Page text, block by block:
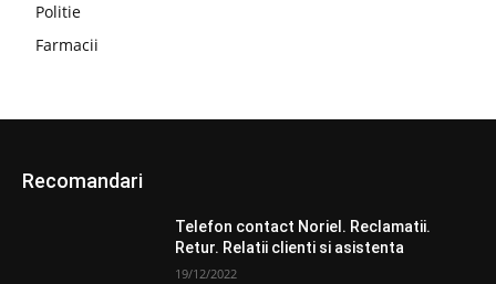
Politie
Farmacii
Recomandari
Telefon contact Noriel. Reclamatii.
Retur. Relatii clienti si asistenta
19/12/2022